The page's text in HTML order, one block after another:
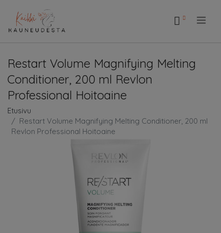
Restart Volume Magnifying Melting
Conditioner, 200 ml Revlon
Professional Hoitoaine
Etusivu
Restart Volume Magnifying Melting Conditioner, 200 ml
Revlon Professional Hoitoaine